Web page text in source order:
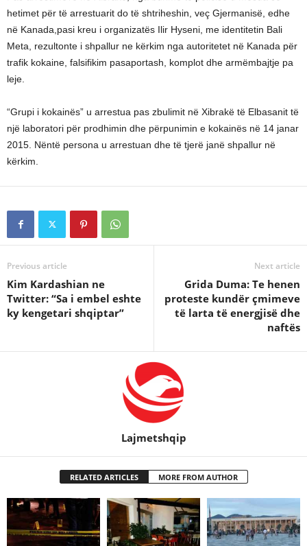
hetimet për të arrestuarit do të shtriheshin, veç Gjermanisë, edhe
në Kanada,pasi kreu i organizatës Ilir Hyseni, me identitetin Bali
Meta, rezultonte i shpallur ne kërkim nga autoritetet në Kanada për
trafik kokaine, falsifikim pasaportash, komplot dhe armëmbajtje pa
leje.
“Grupi i kokainës” u arrestua pas zbulimit në Xibrakë të Elbasanit të
një laboratori për prodhimin dhe përpunimin e kokainës në 14 janar
2015. Nëntë persona u arrestuan dhe të tjerë janë shpallur në
kërkim.
Previous article
Kim Kardashian ne
Twitter: “Sa i embel eshte
ky kengetari shqiptar”
Next article
Grida Duma: Te henen
proteste kundër çmimeve
të larta të energjisë dhe
naftës
Lajmetshqip
RELATED ARTICLES MORE FROM AUTHOR